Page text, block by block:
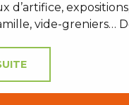
d’artifice,
vide-greniers…